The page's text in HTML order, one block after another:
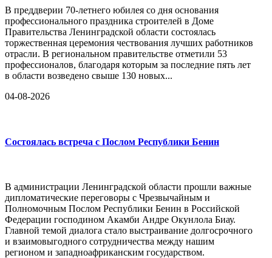
В преддверии 70-летнего юбилея со дня основания
профессионального праздника строителей в Доме
Правительства Ленинградской области состоялась
торжественная церемония чествования лучших работников
отрасли. В региональном правительстве отметили 53
профессионалов, благодаря которым за последние пять лет
в области возведено свыше 130 новых...
04-08-2026
Состоялась встреча с Послом Республики Бенин
В администрации Ленинградской области прошли важные
дипломатические переговоры с Чрезвычайным и
Полномочным Послом Республики Бенин в Российской
Федерации господином Акамби Андре Окунлола Биау.
Главной темой диалога стало выстраивание долгосрочного
и взаимовыгодного сотрудничества между нашим
регионом и западноафриканским государством.